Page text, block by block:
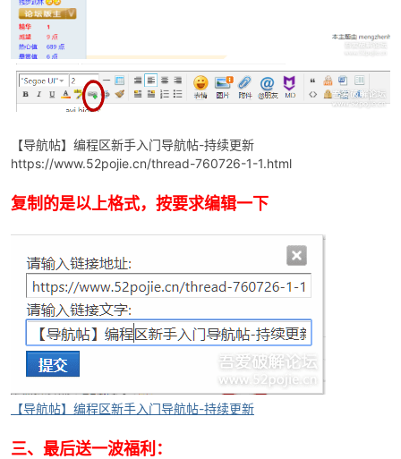
【导航帖】编程区新手入门导航帖-持续更新
https://www.52pojie.cn/thread-760726-1-1.html
复制的是以上格式，按要求编辑一下
【导航帖】编程区新手入门导航帖-持续更新
三、最后送一波福利：